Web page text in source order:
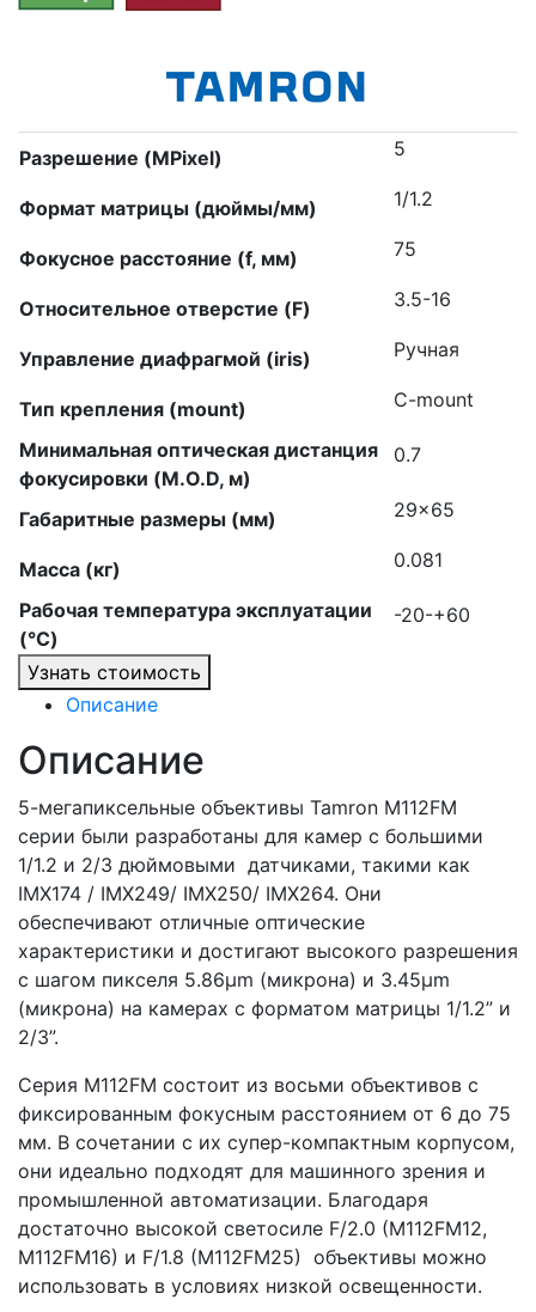
Разрешение (MPixel) 5
Формат матрицы (дюймы/мм) 1/1.2
Фокусное расстояние (f, мм) 75
Относительное отверстие (F) 3.5-16
Управление диафрагмой (iris) Ручная
Тип крепления (mount) C-mount
Минимальная оптическая дистанция
фокусировки (M.O.D, м)
0.7
Габаритные размеры (мм) 29×65
Масса (кг) 0.081
Рабочая температура эксплуатации
(°C)
-20-+60
Узнать стоимость
Описание
Описание
5-мегапиксельные объективы Tamron M112FM
серии были разработаны для камер с большими
1/1.2 и 2/3 дюймовыми датчиками, такими как
IMX174 / IMX249/ IMX250/ IMX264. Они
обеспечивают отличные оптические
характеристики и достигают высокого разрешения
с шагом пикселя 5.86μm (микрона) и 3.45μm
(микрона) на камерах с форматом матрицы 1/1.2” и
2/3”.
Серия M112FM состоит из восьми объективов с
фиксированным фокусным расстоянием от 6 до 75
мм. В сочетании с их супер-компактным корпусом,
они идеально подходят для машинного зрения и
промышленной автоматизации. Благодаря
достаточно высокой светосиле F/2.0 (M112FM12,
M112FM16) и F/1.8 (M112FM25) объективы можно
использовать в условиях низкой освещенности.